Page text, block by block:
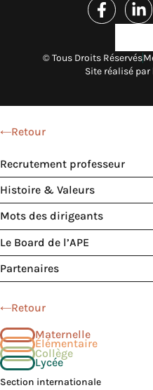
© Tous Droits Réservés
Site réalisé par
Retour
Recrutement professeur
Histoire & Valeurs
Mots des dirigeants
Le Board de l’APE
Partenaires
Retour
Maternelle
Élémentaire
Collège
Lycée
Section internationale